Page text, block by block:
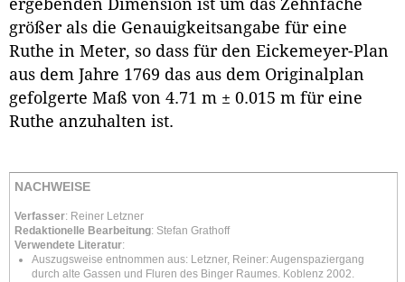
ergebenden Dimension ist um das Zehnfache
größer als die Genauigkeitsangabe für eine
Ruthe in Meter, so dass für den Eickemeyer-Plan
aus dem Jahre 1769 das aus dem Originalplan
gefolgerte Maß von 4.71 m ± 0.015 m für eine
Ruthe anzuhalten ist.
NACHWEISE
Verfasser: Reiner Letzner
Redaktionelle Bearbeitung: Stefan Grathoff
Verwendete Literatur:
Auszugsweise entnommen aus: Letzner, Reiner: Augenspaziergang
durch alte Gassen und Fluren des Binger Raumes. Koblenz 2002.